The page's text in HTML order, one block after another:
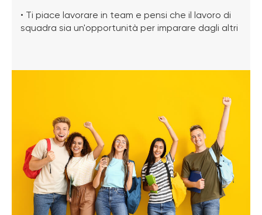
• Ti piace lavorare in team e pensi che il lavoro di
squadra sia un'opportunità per imparare dagli altri